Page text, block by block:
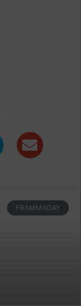
FRAMMADAY